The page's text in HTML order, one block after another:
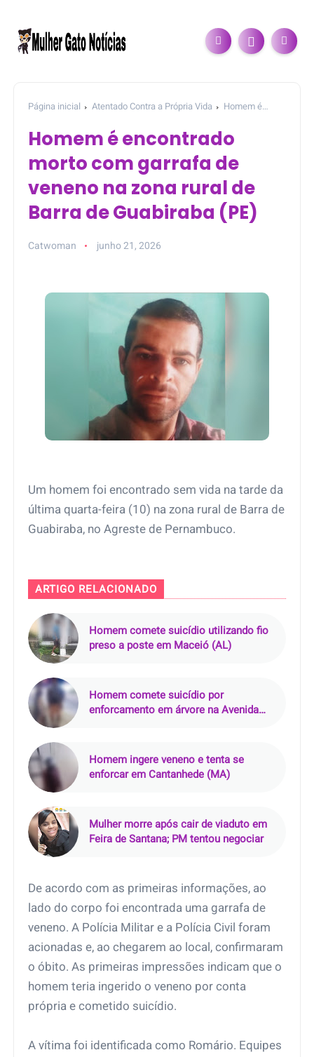
Página inicial Atentado Contra a Própria Vida
Homem é
de Guabiraba (PE)
Homem é encontrado
morto com garrafa de
veneno na zona rural de
Barra de Guabiraba (PE)
Catwoman junho 21, 2026
Um homem foi encontrado sem vida na tarde da
última quarta-feira (10) na zona rural de Barra de
Guabiraba, no Agreste de Pernambuco.
ARTIGO RELACIONADO
Homem comete suicídio utilizando fio
preso a poste em Maceió (AL)
Homem comete suicídio por
enforcamento em árvore na Avenida
Homem ingere veneno e tenta se
enforcar em Cantanhede (MA)
Mulher morre após cair de viaduto em
Feira de Santana; PM tentou negociar
De acordo com as primeiras informações, ao
lado do corpo foi encontrada uma garrafa de
veneno. A Polícia Militar e a Polícia Civil foram
acionadas e, ao chegarem ao local, confirmaram
o óbito. As primeiras impressões indicam que o
homem teria ingerido o veneno por conta
própria e cometido suicídio.
A vítima foi identificada como Romário. Equipes